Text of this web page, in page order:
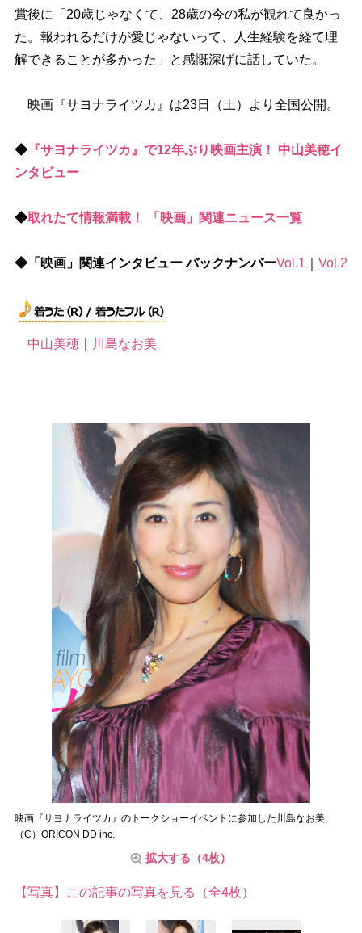
賞後に「20歳じゃなくて、28歳の今の私が観れて良かっ
た。報われるだけが愛じゃないって、人生経験を経て理
解できることが多かった」と感慨深げに話していた。
映画『サヨナライツカ』は23日（土）より全国公開。
◆『サヨナライツカ』で12年ぶり映画主演！ 中山美穂イ
ンタビュー
◆取れたて情報満載！ 「映画」関連ニュース一覧
◆「映画」関連インタビュー バックナンバーVol.1 Vol.2
中山美穂｜ 川島なお美
映画『サヨナライツカ』のトークショーイベントに参加した川島なお美
（C）ORICON DD inc.
拡大する（4枚）
【写真】この記事の写真を見る（全4枚）